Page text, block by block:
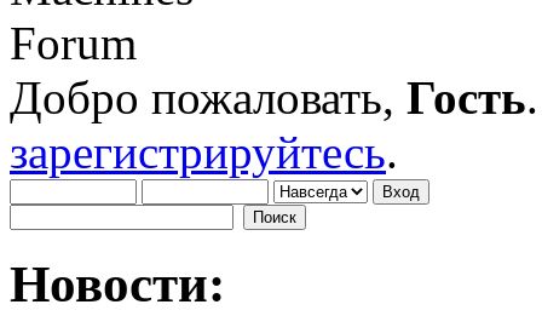
Добро пожаловать, Гость
зарегистрируйтесь.
Новости: